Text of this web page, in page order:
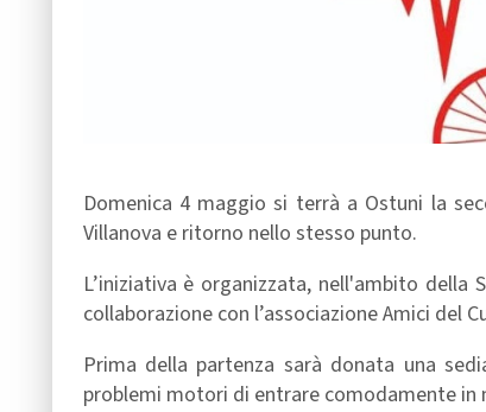
Domenica 4 maggio si terrà a Ostuni la
Villanova e ritorno nello stesso punto.
L’iniziativa è organizzata, nell'ambito
collaborazione con l’associazione Amici del
Prima della partenza sarà donata una
problemi motori di entrare comodamente in